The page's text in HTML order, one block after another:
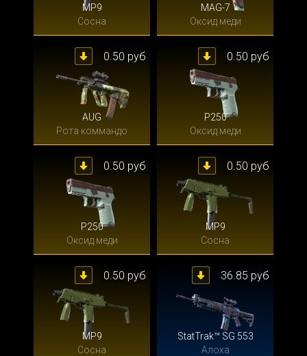
MP9
Сосна
MAG-7
Оксид меди
AUG
Рота коммандо
0.50 руб
P250
Оксид меди
0.50 руб
P250
Оксид меди
0.50 руб
MP9
Сосна
0.50 руб
MP9
Сосна
0.50 руб
StatTrak™ SG 553
Алоха
36.85 руб